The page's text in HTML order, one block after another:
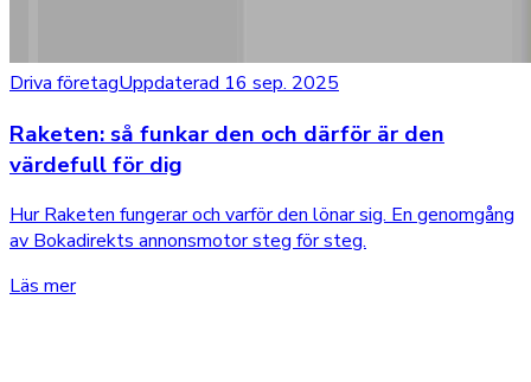
Driva företagUppdaterad 16 sep. 2025
Raketen: så funkar den och därför är den
värdefull för dig
Hur Raketen fungerar och varför den lönar sig. En genomgång
av Bokadirekts annonsmotor steg för steg.
Läs mer